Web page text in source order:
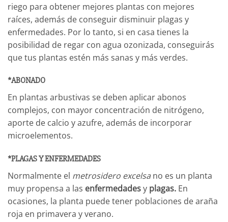
riego para obtener mejores plantas con mejores
raíces, además de conseguir disminuir plagas y
enfermedades. Por lo tanto, si en casa tienes la
posibilidad de regar con agua ozonizada, conseguirás
que tus plantas estén más sanas y más verdes.
*ABONADO
En plantas arbustivas se deben aplicar abonos
complejos, con mayor concentración de nitrógeno,
aporte de calcio y azufre, además de incorporar
microelementos.
*PLAGAS Y ENFERMEDADES
Normalmente el metrosidero excelsa no es un planta
muy propensa a las enfermedadesy plagas. En
ocasiones, la planta puede tener poblaciones de araña
roja en primavera y verano.